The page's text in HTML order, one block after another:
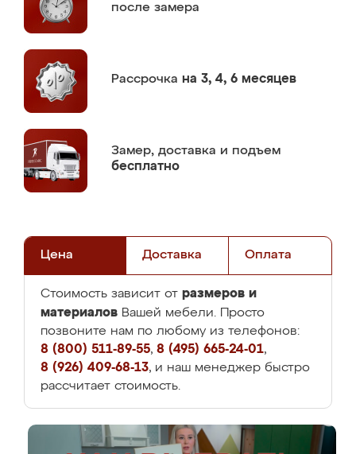
после замера
Рассрочка на 3, 4, 6 месяцев
Замер, доставка и подъем
бесплатно
Цена Доставка Оплата
Стоимость зависит от размеров и
материалов Вашей мебели. Просто
позвоните нам по любому из телефонов:
8 (800) 511-89-55, 8 (495) 665-24-01,
8 (926) 409-68-13, и наш менеджер быстро
рассчитает стоимость.